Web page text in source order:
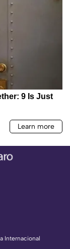
Internacional